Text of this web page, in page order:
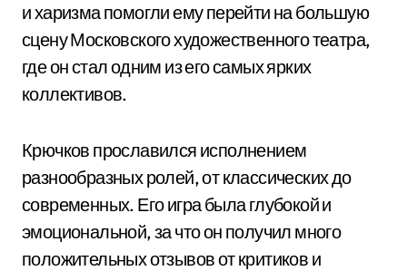
и харизма помогли ему перейти на большую
сцену Московского художественного театра,
где он стал одним из его самых ярких
коллективов.
Крючков прославился исполнением
разнообразных ролей, от классических до
современных. Его игра была глубокой и
эмоциональной, за что он получил много
положительных отзывов от критиков и